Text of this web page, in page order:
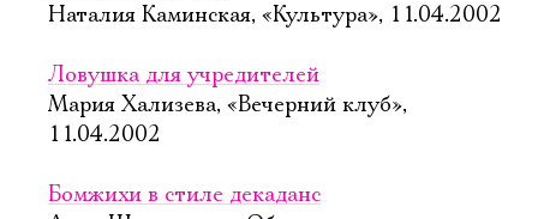
Наталия Каминская, «Культура», 11.04.2002
Ловушка для учредителей
Мария Хализева, «Вечерний клуб»,
11.04.2002
Бомжихи в стиле декаданс